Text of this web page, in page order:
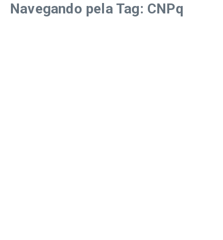
Navegando pela Tag: CNPq